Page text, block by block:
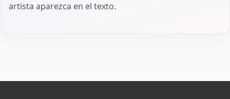
artista aparezca en el texto.